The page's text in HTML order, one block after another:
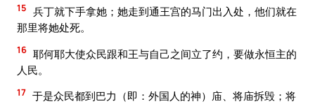
15 兵丁就下手拿她；她走到通王宫的马门出入处，他们就在
那里将她处死。
16 耶何耶大使众民跟和王与自己之间立了约，要做永恒主的
人民。
17 于是众民都到巴力（即：外国人的神）庙、将庙拆毁；将